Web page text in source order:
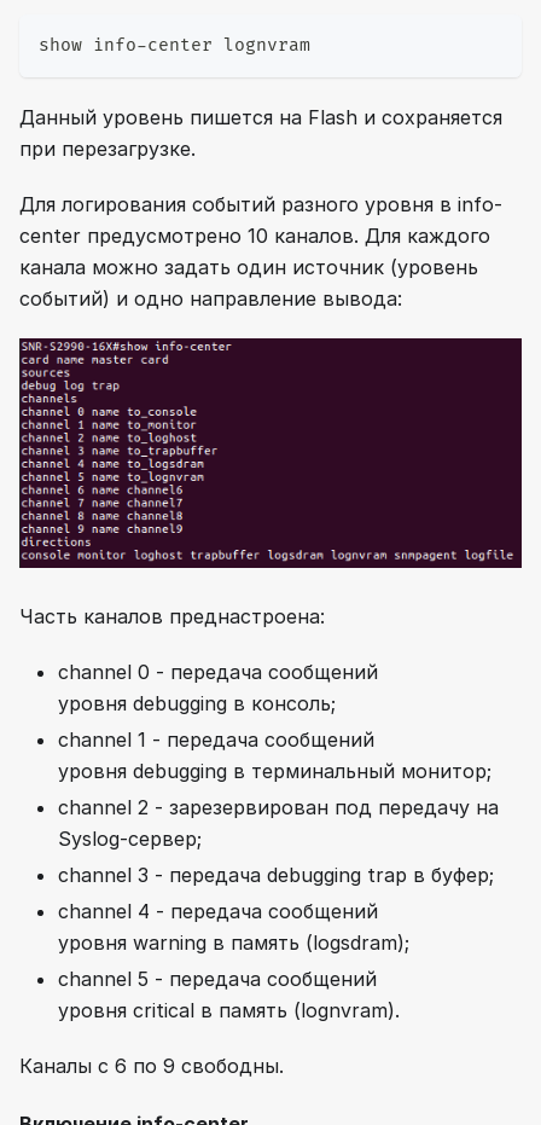
show info-center lognvram
Данный уровень пишется на Flash и сохраняется
при перезагрузке.
Для логирования событий разного уровня в info-
center предусмотрено 10 каналов. Для каждого
канала можно задать один источник (уровень
событий) и одно направление вывода:
Часть каналов преднастроена:
channel 0 - передача сообщений
уровня debugging в консоль;
channel 1 - передача сообщений
уровня debugging в терминальный монитор;
channel 2 - зарезервирован под передачу на
Syslog-сервер;
channel 3 - передача debugging trap в буфер;
channel 4 - передача сообщений
уровня warning в память (logsdram);
channel 5 - передача сообщений
уровня critical в память (lognvram).
Каналы с 6 по 9 свободны.